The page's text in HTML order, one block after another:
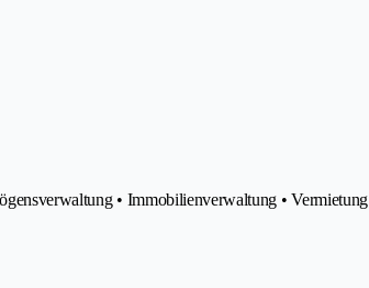
• Immobilienverwaltung • Vermietung